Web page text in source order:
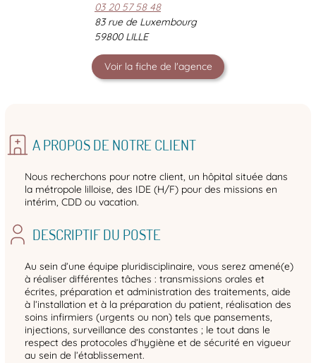
03 20 57 58 48
83 rue de Luxembourg
59800 LILLE
Voir la fiche de l'agence
A PROPOS DE NOTRE CLIENT
Nous recherchons pour notre client, un hôpital située dans
la métropole lilloise, des IDE (H/F) pour des missions en
intérim, CDD ou vacation.
DESCRIPTIF DU POSTE
Au sein d’une équipe pluridisciplinaire, vous serez amené(e)
à réaliser différentes tâches : transmissions orales et
écrites, préparation et administration des traitements, aide
à l’installation et à la préparation du patient, réalisation des
soins infirmiers (urgents ou non) tels que pansements,
injections, surveillance des constantes ; le tout dans le
respect des protocoles d’hygiène et de sécurité en vigueur
au sein de l’établissement.